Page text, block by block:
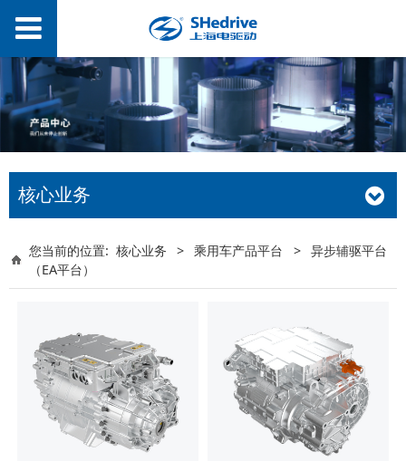
核心业务
您当前的位置: 核心业务 > 乘用车产品平台 > 异步辅驱平台
（EA平台）